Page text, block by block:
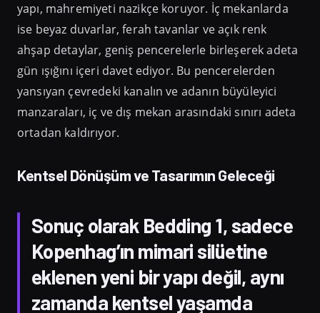
yapı, mahremiyeti nazikçe koruyor. İç mekanlarda
ise beyaz duvarlar, ferah tavanlar ve açık renk
ahşap detaylar, geniş pencerelerle birleşerek adeta
gün ışığını içeri davet ediyor. Bu pencerelerden
yansıyan çevredeki kanalın ve adanın büyüleyici
manzaraları, iç ve dış mekan arasındaki sınırı adeta
ortadan kaldırıyor.
Kentsel Dönüşüm ve Tasarımın Geleceği
Sonuç olarak Bedding 1, sadece
Kopenhag’ın mimari silüetine
eklenen yeni bir yapı değil, aynı
zamanda kentsel yaşamda